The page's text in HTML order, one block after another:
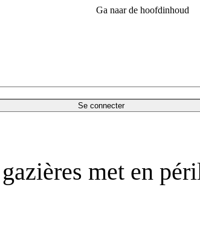
Ga naar de hoofdinhoud
Se connecter
met en